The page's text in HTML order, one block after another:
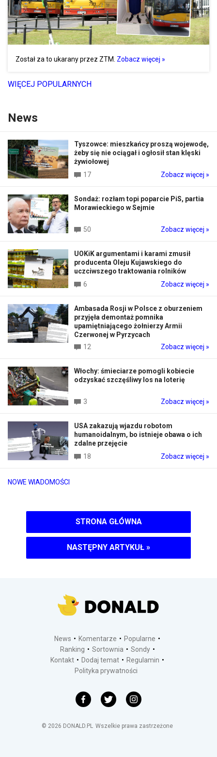
Został za to ukarany przez ZTM. Zobacz więcej »
WIĘCEJ POPULARNYCH
News
NOWE WIADOMOŚCI
Tyszowce: mieszkańcy proszą wojewodę,
żeby się nie ociągał i ogłosił stan klęski
żywiołowej
17
Zobacz więcej »
Sondaż: rozłam topi poparcie PiS, partia
Morawieckiego w Sejmie
50 Zobacz więcej »
UOKiK argumentami i karami zmusił
producenta Oleju Kujawskiego do
uczciwszego traktowania rolników
6
Zobacz więcej »
Ambasada Rosji w Polsce z oburzeniem
przyjęła demontaż pomnika
upamiętniającego żołnierzy Armii
Czerwonej w Pyrzycach
12
Zobacz więcej »
Włochy: śmieciarze pomogli kobiecie
odzyskać szczęśliwy los na loterię
3 Zobacz więcej »
USA zakazują wjazdu robotom
humanoidalnym, bo istnieje obawa o ich
zdalne przejęcie
18
Zobacz więcej »
STRONA GŁÓWNA
NASTĘPNY ARTYKUŁ »
News Komentarze
Popularne
Ranking
Sortownia
Sondy
Kontakt
Dodaj temat
Regulamin
Polityka prywatności
© 2026 DONALD.PL Wszelkie prawa zastrzeżone